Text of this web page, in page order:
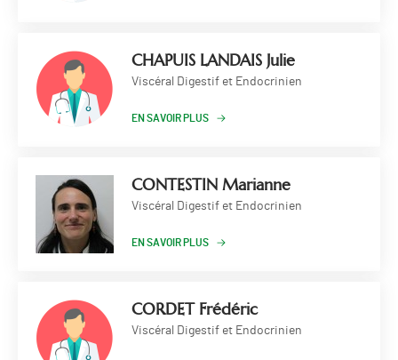
CHAPUIS LANDAIS Julie
Viscéral Digestif et Endocrinien
EN SAVOIR PLUS
CONTESTIN Marianne
Viscéral Digestif et Endocrinien
EN SAVOIR PLUS
CORDET Frédéric
Viscéral Digestif et Endocrinien